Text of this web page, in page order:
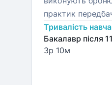
практик
Тривалість
Бакалавр після
3р 10м